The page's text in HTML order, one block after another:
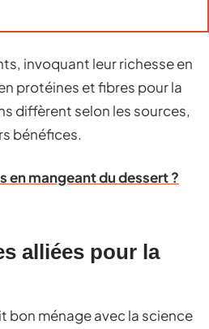
invoquant leur richesse en
protéines et fibres pour la
diffèrent selon les sources,
bénéfices.
en mangeant du dessert ?
alliées pour la
bon ménage avec la science